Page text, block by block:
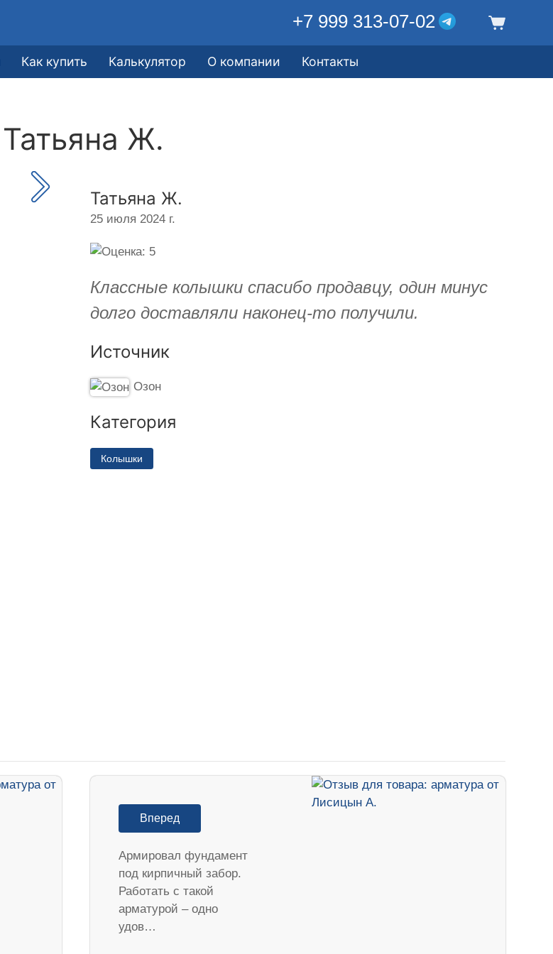
+7 999 313-07-02
Как купить Калькулятор О компании Контакты
Татьяна Ж.
Татьяна Ж.
25 июля 2024 г.
Классные колышки спасибо продавцу, один минус
долго доставляли наконец-то получили.
Источник
Озон
Категория
Колышки
Вперед
Армировал фундамент
под кирпичный забор.
Работать с такой
арматурой – одно
удов…